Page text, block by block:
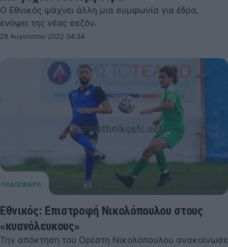
Ο Εθνικός ψάχνει άλλη μια συμφωνία για έδρα,
ενόψει της νέας σεζόν.
29 Αυγούστου 2022 04:34
Εθνικός: Επιστροφή Νικολόπουλου στους
«κυανόλευκους»
Την απόκτηση του Ορέστη Νικολόπουλου ανακοίνωσε